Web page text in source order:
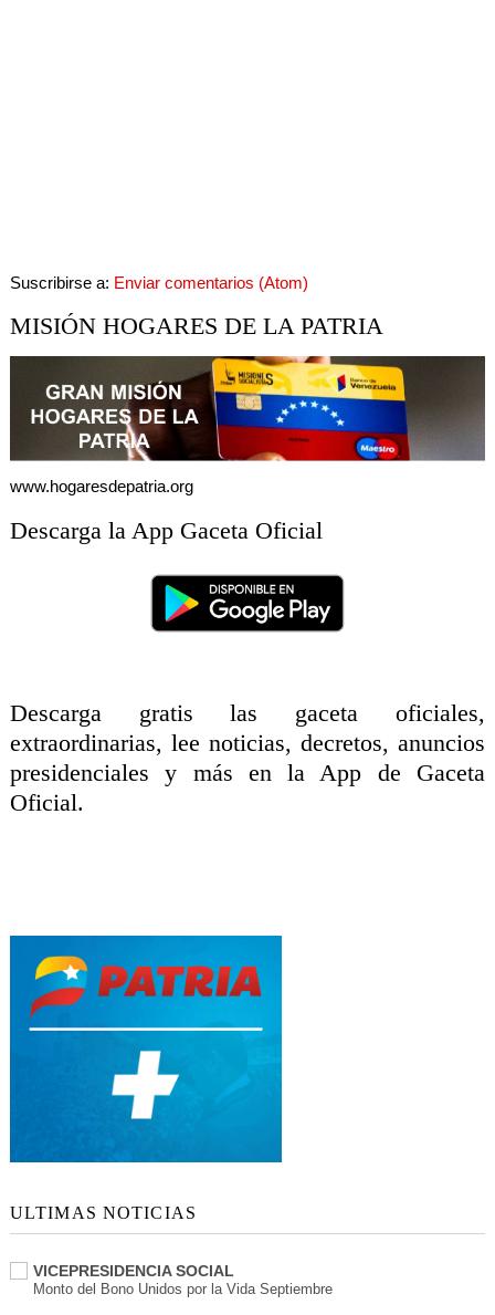
Suscribirse a: Enviar comentarios (Atom)
MISIÓN HOGARES DE LA PATRIA
www.hogaresdepatria.org
Descarga la App Gaceta Oficial
Descarga gratis las gaceta oficiales,
extraordinarias, lee noticias, decretos, anuncios
presidenciales y más en la App de Gaceta
Oficial.
ULTIMAS NOTICIAS
VICEPRESIDENCIA SOCIAL
Monto del Bono Unidos por la Vida Septiembre